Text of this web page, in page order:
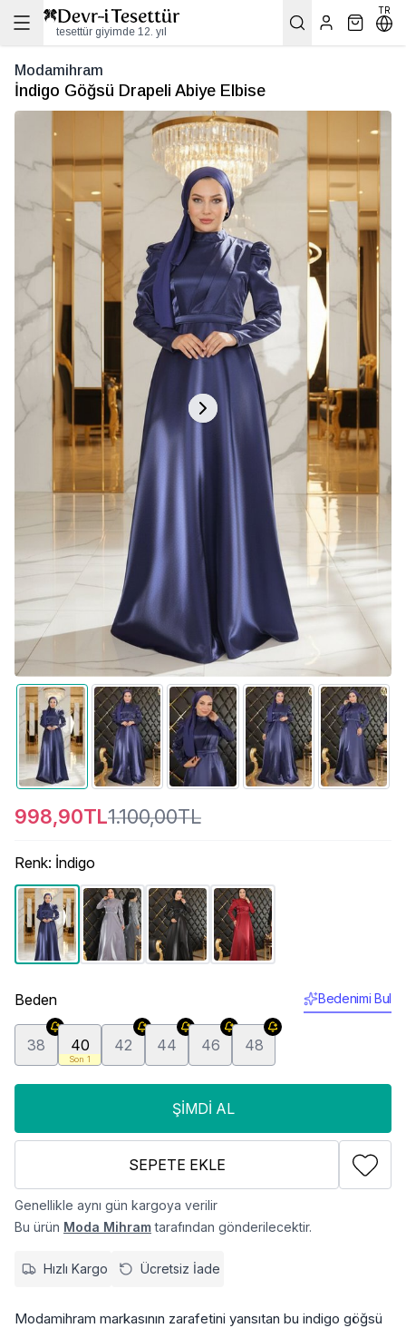
tesettür giyimde 12. yıl
TR
Modamihram
İndigo Göğsü Drapeli Abiye Elbise
998,90TL1.100,00TL
Renk: İndigo
Beden Bedenimi Bul
38
Son 1
40 42 44 46 48
ŞIMDI AL
SEPETE EKLE
Genellikle aynı gün kargoya verilir
Bu ürün Moda Mihramtarafından gönderilecektir.
Hızlı Kargo Ücretsiz İade
Modamihram markasının zarafetini yansıtan bu indigo göğsü